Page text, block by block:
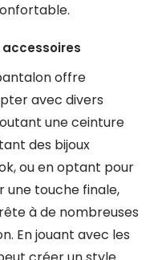
offre
avec divers
une ceinture
des bijoux
ou en optant pour
une touche finale,
à de nombreuses
En jouant avec les